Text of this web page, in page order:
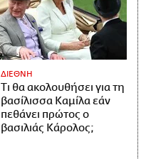
ΔΙΕΘΝΗ
Τι θα ακολουθήσει για τη
βασίλισσα Καμίλα εάν
πεθάνει πρώτος ο
βασιλιάς Κάρολος;